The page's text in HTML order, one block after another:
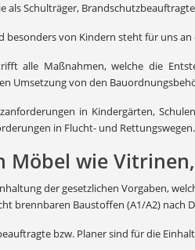
als Schulträger,
besonders von Kindern steht für uns an
alle Maßnahmen, welche die
Umsetzung von den
in Kindergärten,
in Flucht- und Rettungswegen.
Möbel wie
der gesetzlichen Vorgaben,
brennbaren Baustoffen (A1/A2) nach
bzw. Planer sind für die